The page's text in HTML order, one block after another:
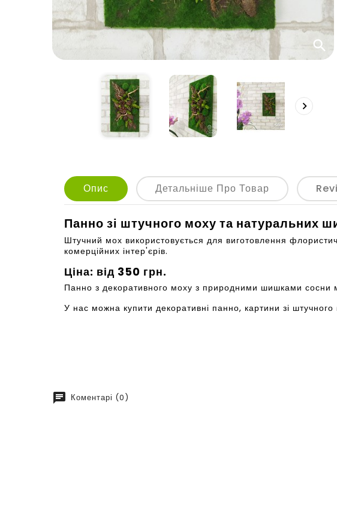
search

Опис Детальніше Про Товар
Панно зі штучного моху та натуральних
Штучний мох використовується для виготовлення
комерційних інтер'єрів.
Ціна: від 350 грн.
Панно з декоративного моху з природними шишками сосни
У нас можна купити декоративні панно, картини зі
chat Коментарі (0)